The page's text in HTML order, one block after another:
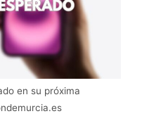
en su próxima